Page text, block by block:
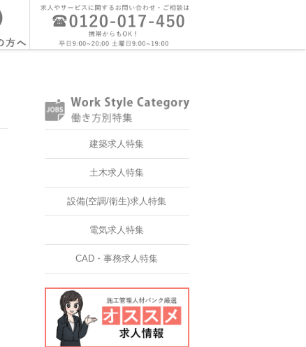
建築求人特集
土木求人特集
設備(空調/衛生)求人特集
電気求人特集
CAD・事務求人特集